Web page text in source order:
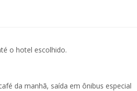
o hotel escolhido.
da manhã, saída em ônibus especial